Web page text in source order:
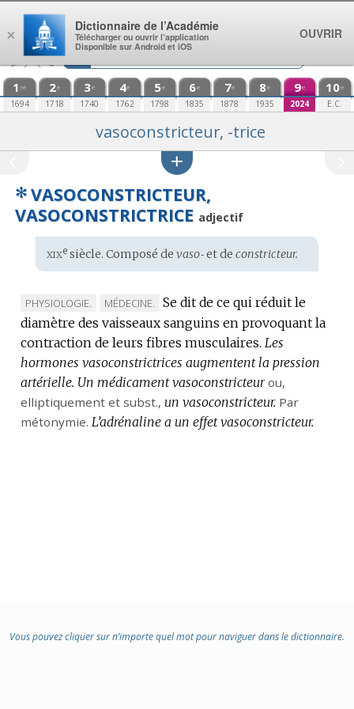
Aller au contenu
1 re
1694
2e
1718
3e
1740
4e
1762
5e
1798
6e
1835
7e
1878
8e
1935
9e
2024
10e
E.C.
vasoconstricteur, -trice
✻ VASOCONSTRICTEUR,
VASOCONSTRICTRICE adjectif
Étymologie
:
xixesiècle. Composé de vaso‑et de constricteur.
MARQUE
DE
DOMAINE
:
PHYSIOLOGIE.
MARQUE
DE
DOMAINE
:
MÉDECINE.
Se dit de ce qui réduit le
diamètre des vaisseaux sanguins en provoquant la
contraction de leurs fibres musculaires. Les
hormones vasoconstrictrices augmentent la pression
artérielle. Un médicament vasoconstricteur ou,
elliptiquement et subst., un vasoconstricteur. Par
métonymie. L’adrénaline a un effet vasoconstricteur.
Vous pouvez cliquer sur n’importe quel mot pour naviguer dans le dictionnaire.
×
Dictionnaire de l’Académie
Télécharger ou ouvrir l’application
Disponible sur Android et iOS
OUVRIR